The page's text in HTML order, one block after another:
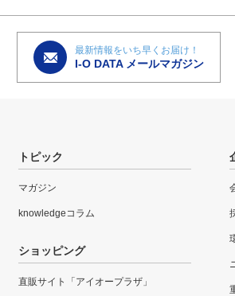
最新情報をいち早くお届け！
I-O DATA メールマガジン
トピック
マガジン
knowledgeコラム
ショッピング
直販サイト「アイオープラザ」